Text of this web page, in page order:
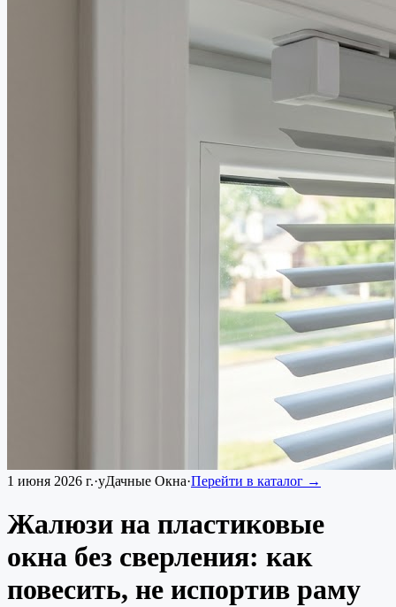
1 июня 2026 г.·уДачные Окна·Перейти в каталог →
Жалюзи на пластиковые
окна без сверления: как
повесить, не испортив раму